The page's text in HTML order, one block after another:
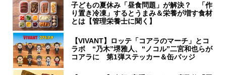
子どもの夏休み「昼食問題」が解決？ 「作
り置き冷凍」するとうまみ＆栄養が増す食材
とは【管理栄養士に聞く】
【VIVANT】ロッテ「コアラのマーチ」とコ
ラボ “乃木”堺雅人、“ノコル”二宮和也らが
コアラに 第1弾ステッカー＆缶バッジ